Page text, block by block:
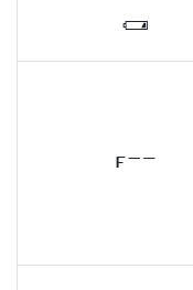
H
l